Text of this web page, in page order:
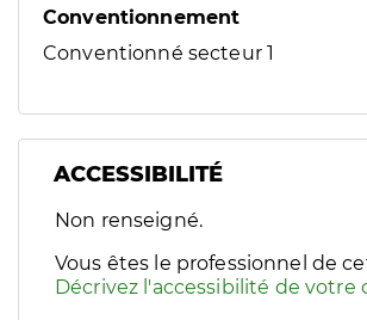
Conventionnement
Conventionné secteur 1
ACCESSIBILITÉ
Filtres
Sélectionnez un ou plusieurs
Non renseigné.
Vous êtes le professionnel de
Décrivez l'accessibilité de votre